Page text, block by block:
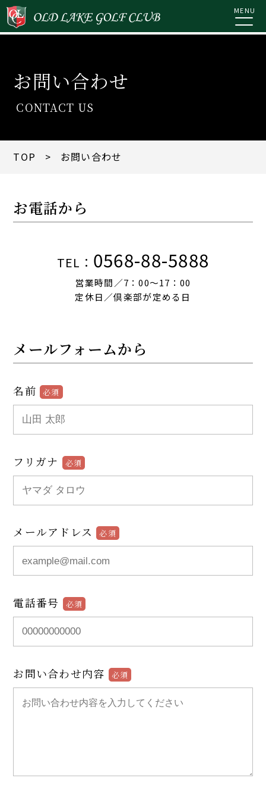
MENU
お問い合わせ
CONTACT US
TOP > お問い合わせ
お電話から
TEL： 0568-88-5888
営業時間／7：00〜17：00
定休日／倶楽部が定める日
メールフォームから
名前 必須
フリガナ 必須
メールアドレス 必須
電話番号 必須
お問い合わせ内容 必須